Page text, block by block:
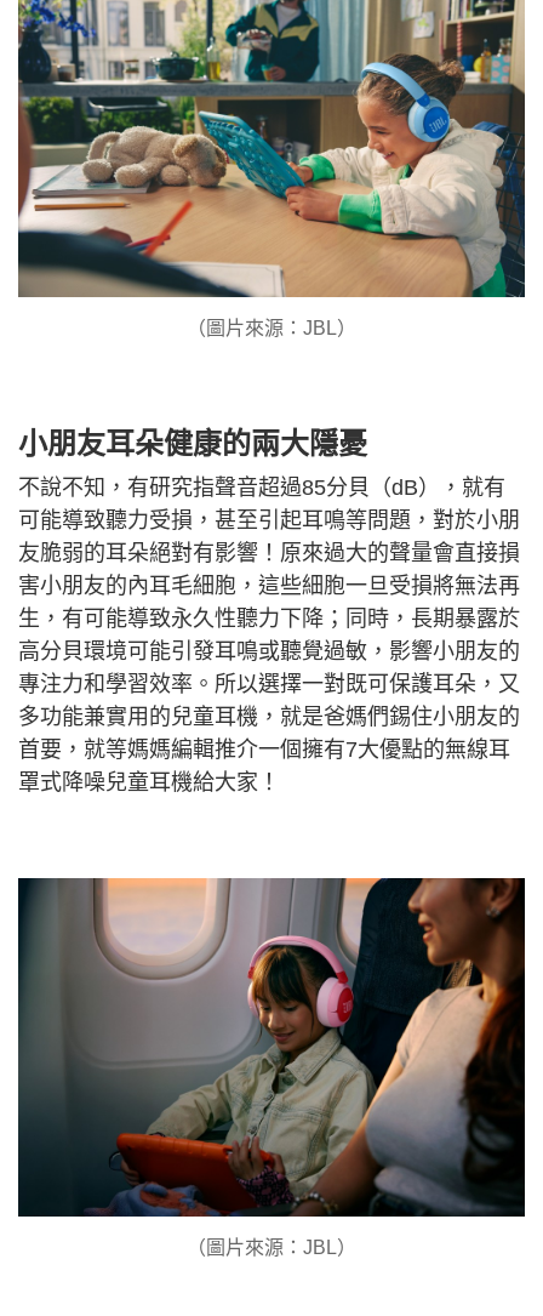
（圖片來源：JBL）
小朋友耳朵健康的兩大隱憂
不說不知，有研究指聲音超過85分貝（dB），就有
可能導致聽力受損，甚至引起耳鳴等問題，對於小朋
友脆弱的耳朵絕對有影響！原來過大的聲量會直接損
害小朋友的內耳毛細胞，這些細胞一旦受損將無法再
生，有可能導致永久性聽力下降；同時，長期暴露於
高分貝環境可能引發耳鳴或聽覺過敏，影響小朋友的
專注力和學習效率。所以選擇一對既可保護耳朵，又
多功能兼實用的兒童耳機，就是爸媽們錫住小朋友的
首要，就等媽媽編輯推介一個擁有7大優點的無線耳
罩式降噪兒童耳機給大家！
（圖片來源：JBL）